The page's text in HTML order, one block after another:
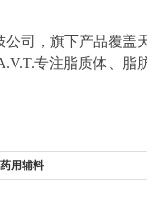
司，旗下产品覆盖
专注脂质体、脂
用辅料